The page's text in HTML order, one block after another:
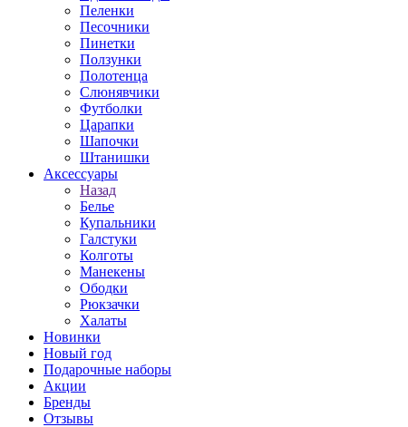
Пеленки
Песочники
Пинетки
Ползунки
Полотенца
Слюнявчики
Футболки
Царапки
Шапочки
Штанишки
Аксессуары
Назад
Белье
Купальники
Галстуки
Колготы
Манекены
Ободки
Рюкзачки
Халаты
Новинки
Новый год
Подарочные наборы
Акции
Бренды
Отзывы